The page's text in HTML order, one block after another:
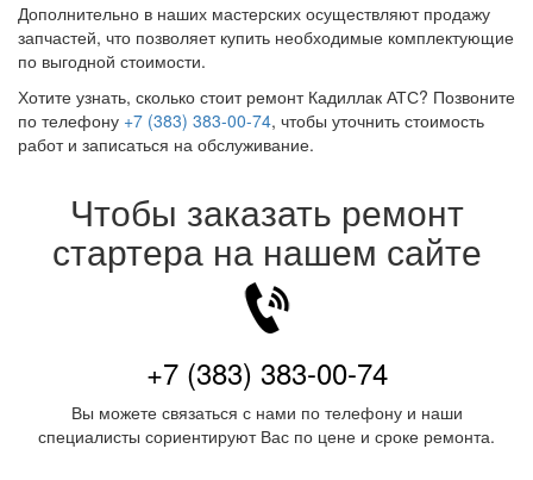
Дополнительно в наших мастерских осуществляют продажу
запчастей, что позволяет купить необходимые комплектующие
по выгодной стоимости.
Хотите узнать, сколько стоит ремонт Кадиллак АТС? Позвоните
по телефону +7 (383) 383-00-74, чтобы уточнить стоимость
работ и записаться на обслуживание.
Чтобы заказать ремонт
стартера на нашем сайте
+7 (383) 383-00-74
Вы можете связаться с нами по телефону и наши
специалисты сориентируют Вас по цене и сроке ремонта.